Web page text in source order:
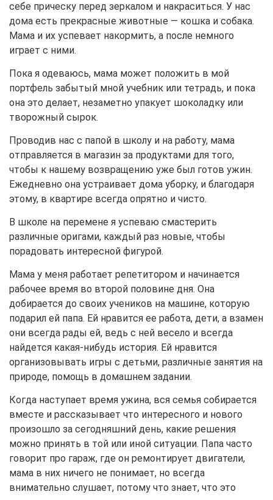
себе прическу перед зеркалом и накраситься. У нас
дома есть прекрасные животные — кошка и собака.
Мама и их успевает накормить, а после немного
играет с ними.
Пока я одеваюсь, мама может положить в мой
портфель забытый мной учебник или тетрадь, и пока
она это делает, незаметно упакует шоколадку или
творожный сырок.
Проводив нас с папой в школу и на работу, мама
отправляется в магазин за продуктами для того,
чтобы к нашему возвращению уже был готов ужин.
Ежедневно она устраивает дома уборку, и благодаря
этому, в квартире всегда опрятно и чисто.
В школе на перемене я успеваю смастерить
различные оригами, каждый раз новые, чтобы
порадовать интересной фигурой.
Мама у меня работает репетитором и начинается
рабочее время во второй половине дня. Она
добирается до своих учеников на машине, которую
подарил ей папа. Ей нравится ее работа, дети, а взамен
они всегда рады ей, ведь с ней весело и всегда
найдется какая-нибудь история. Ей нравится
организовывать игры с детьми, различные занятия на
природе, помощь в домашнем задании.
Когда наступает время ужина, вся семья собирается
вместе и рассказывает что интересного и нового
произошло за сегодняшний день, какие решения
можно принять в той или иной ситуации. Папа часто
говорит про гараж, где он ремонтирует двигатели,
мама в них ничего не понимает, но всегда
внимательно слушает, потому что знает, что это